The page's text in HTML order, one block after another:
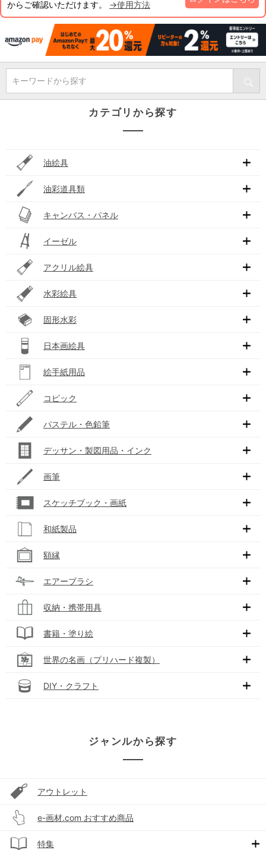
からご確認いただけます。 →使用方法
キーワードから探す
カテゴリから探す
油絵具
油彩道具類
キャンバス・パネル
イーゼル
アクリル絵具
水彩絵具
固形水彩
日本画絵具
絵手紙用品
コピック
パステル・色鉛筆
デッサン・製図用品・インク
画筆
スケッチブック・画紙
和紙製品
額縁
エアーブラシ
収納・携帯用具
書籍・塗り絵
世界の名画（プリハード複製）
DIY・クラフト
ジャンルから探す
アウトレット
e-画材.com おすすめ商品
特集